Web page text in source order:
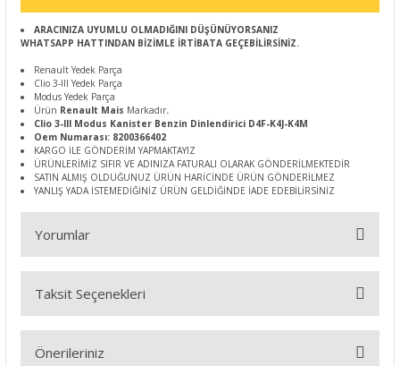
ARACINIZA UYUMLU OLMADIĞINI DÜŞÜNÜYORSANIZ
WHATSAPP HATTINDAN BİZİMLE İRTİBATA GEÇEBİLİRSİNİZ.
Renault Yedek Parça
Clio 3-III Yedek Parça
Modus Yedek Parça
Ürün Renault Mais Markadır.
Clio 3-III Modus Kanister Benzin Dinlendirici D4F-K4J-K4M
Oem Numarası: 8200366402
KARGO İLE GÖNDERİM YAPMAKTAYIZ
ÜRÜNLERİMİZ SIFIR VE ADINIZA FATURALI OLARAK GÖNDERİLMEKTEDİR
SATIN ALMIŞ OLDUĞUNUZ ÜRÜN HARİCİNDE ÜRÜN GÖNDERİLMEZ
YANLIŞ YADA İSTEMEDİĞİNİZ ÜRÜN GELDİĞİNDE İADE EDEBİLİRSİNİZ
Yorumlar
Bu ürüne ilk yorumu siz yapın!
Taksit Seçenekleri
Önerileriniz